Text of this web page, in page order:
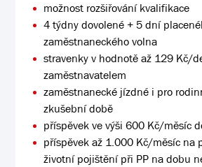
možnost rozšiřování kvalifikace
4 týdny dovolené + 5 dní
zaměstnaneckého volna
stravenky v hodnotě až 129 Kč/
zaměstnavatelem
zaměstnanecké jízdné i pro
zkušební době
příspěvek ve výši 600 Kč/měsíc
příspěvek až 1.000 Kč/měsíc na
životní pojištění při PP na dobu